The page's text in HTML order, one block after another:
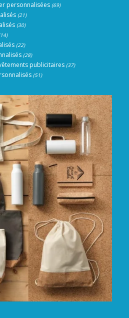
personnalisées (69)
(21)
(30)
(22)
(28)
publicitaires (37)
(51)